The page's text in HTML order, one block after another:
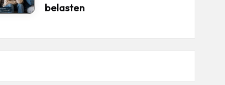
belasten